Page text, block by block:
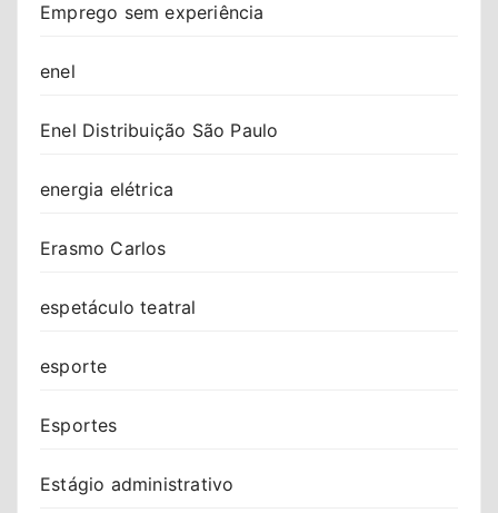
Emprego sem experiência
enel
Enel Distribuição São Paulo
energia elétrica
Erasmo Carlos
espetáculo teatral
esporte
Esportes
Estágio administrativo